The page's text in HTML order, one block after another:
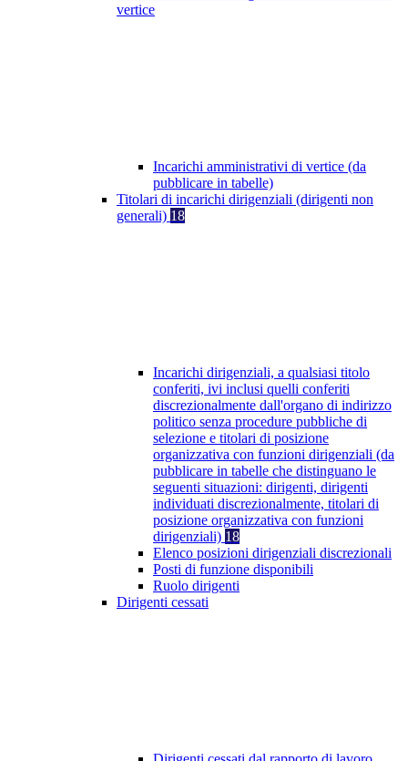
vertice
Incarichi amministrativi di vertice (da
pubblicare in tabelle)
Titolari di incarichi dirigenziali (dirigenti non
generali) 18
Incarichi dirigenziali, a qualsiasi titolo
conferiti, ivi inclusi quelli conferiti
discrezionalmente dall'organo di indirizzo
politico senza procedure pubbliche di
selezione e titolari di posizione
organizzativa con funzioni dirigenziali (da
pubblicare in tabelle che distinguano le
seguenti situazioni: dirigenti, dirigenti
individuati discrezionalmente, titolari di
posizione organizzativa con funzioni
dirigenziali) 18
Elenco posizioni dirigenziali discrezionali
Posti di funzione disponibili
Ruolo dirigenti
Dirigenti cessati